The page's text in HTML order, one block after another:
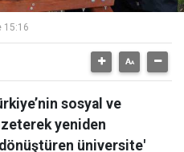
15:16
sosyal ve
yeniden
üniversite'